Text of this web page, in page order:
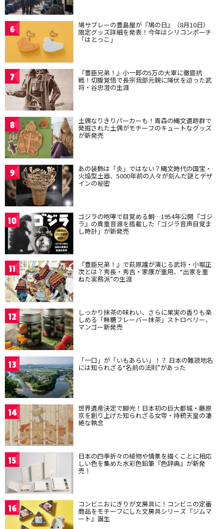
6 鳩サブレーの豊島屋が『鳩の日』（8月10日）
限定グッズ詳細を発表！今年はシリコンポーチ
「はとっこ」
7 『豊臣兄弟！』小一郎の5万の大軍に徹底抗
戦！切腹覚悟で長宗我部元親に降伏を迫った武
将・谷忠澄の生涯
8 土偶なりきりパーカーも！青森の縄文遺跡群で
発掘された土偶がモチーフのキュートなグッズ
が新発売
9 あの装飾は「炎」ではない？縄文時代の国宝・
火焔型土器、5000年前の人々が刻んだ謎とデザ
インの秘密
10 ゴジラの咆哮で目覚める朝…1954年公開『ゴジ
ラ』の貴重音源を搭載した「ゴジラ音声目覚ま
し時計」が新発売
11 『豊臣兄弟！』で萩原護が演じる武将・小堀正
次とは？秀長・秀吉・家康が重用、“出家を重
ねた実務派”の生涯
12 しっかり抹茶の味わい、さらに果実の香りも楽
しめる「無糖フレーバー抹茶」ストロベリー、
マンゴー新発売
13 「一口」が「いもあらい」！？ 日本の難読地名
には知られざる“名前の法則”があった
14 世界遺産決定で脚光！日本初の巨大都城・藤原
京を創り上げた知られざる女帝・持統天皇の凄
絶な執念
15 日本の四季折々の植物や情景を描くことに相応
しい色を集めた水彩色鉛筆『色辞典』が新発
売！
16 コンビニおにぎりが文房具に！コンビニの定番
商品をモチーフにした文房具シリーズ『ジムマ
ート』誕生